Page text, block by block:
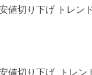
値切り下げ トレン
値切り下げ トレン